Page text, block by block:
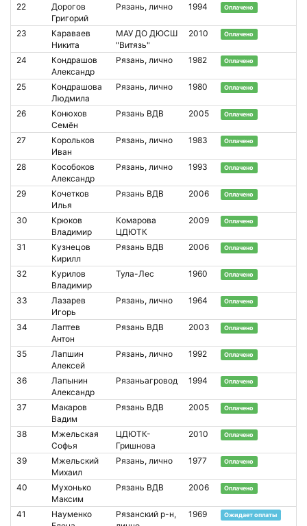
22
Дорогов
Григорий
Рязань, лично 1994 Оплачено
23
Караваев
Никита
МАУ ДО ДЮСШ
"Витязь"
2010 Оплачено
24
Кондрашов
Александр
Рязань, лично 1982 Оплачено
25
Кондрашова
Людмила
Рязань, лично 1980 Оплачено
26
Конюхов
Семён
Рязань ВДВ 2005 Оплачено
27
Корольков
Иван
Рязань, лично 1983 Оплачено
28
Кособоков
Александр
Рязань, лично 1993 Оплачено
29
Кочетков
Илья
Рязань ВДВ 2006 Оплачено
30
Крюков
Владимир
Комарова
ЦДЮТК
2009 Оплачено
31
Кузнецов
Кирилл
Рязань ВДВ 2006 Оплачено
32
Курилов
Владимир
Тула-Лес 1960 Оплачено
33
Лазарев
Игорь
Рязань, лично 1964 Оплачено
34
Лаптев
Антон
Рязань ВДВ 2003 Оплачено
35
Лапшин
Алексей
Рязань, лично 1992 Оплачено
36
Лапынин
Александр
Рязаньагровод 1994 Оплачено
37
Макаров
Вадим
Рязань ВДВ 2005 Оплачено
38
Мжельская
Софья
ЦДЮТК-
Гришнова
2010 Оплачено
39
Мжельский
Михаил
Рязань, лично 1977 Оплачено
40
Мухонько
Максим
Рязань ВДВ 2006 Оплачено
41
Науменко
Рязанский р-н,
1969 Ожидает оплаты